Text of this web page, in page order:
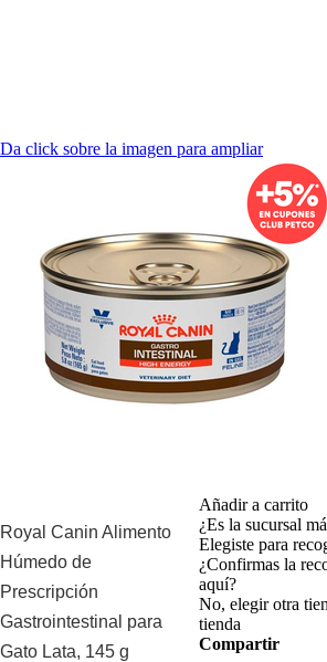
Da click sobre la imagen para ampliar
Royal Canin Alimento
Húmedo de
Prescripción
Gastrointestinal para
Gato Lata, 145 g
Añadir a carrito
¿Es la sucursal
Elegiste para
¿Confirmas la
aquí?
No, elegir otra
tienda
Compartir